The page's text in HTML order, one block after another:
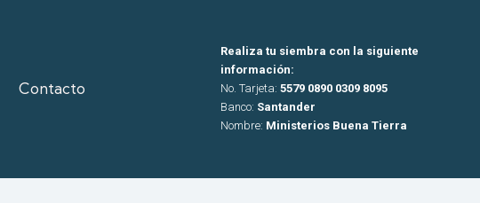
Contacto
Realiza tu siembra con la siguiente
información:
No. Tarjeta: 5579 0890 0309 8095
Banco: Santander
Nombre: Ministerios Buena Tierra